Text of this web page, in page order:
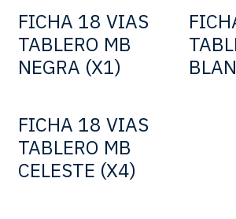
FICHA 18 VIAS
TABLERO MB
NEGRA (X1)
FICHA 18 VIAS
TABLERO MB
CELESTE (X4)